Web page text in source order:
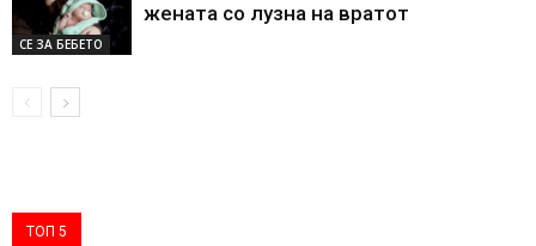
СЕ ЗА БЕБЕТО
жената со лузна на вратот
ТОП 5